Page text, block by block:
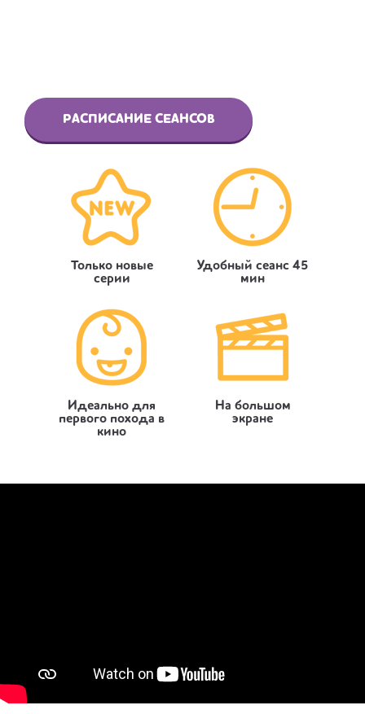
РАСПИСАНИЕ СЕАНСОВ
Только новые
серии
Удобный сеанс 45
мин
Идеально для
первого похода в
кино
На большом
экране